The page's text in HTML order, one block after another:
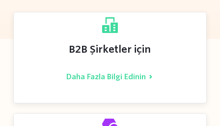
B2B Şirketler için
Daha Fazla Bilgi Edinin